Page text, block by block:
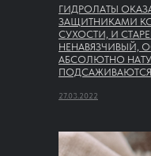
27.03.2022
ГИДРОЛАТЫ
ЗАЩИТНИКАМИ
СУХОСТИ, И
НЕНАВЯЗЧИВЫЙ,
АБСОЛЮТНО